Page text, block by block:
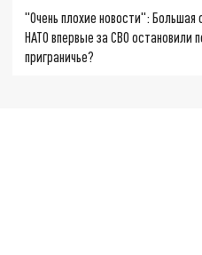
"Очень плохие новости":
НАТО впервые за СВО остановили
приграничье?